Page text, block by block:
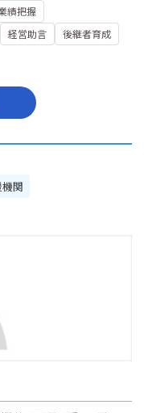
績把握
経営助言
後継者育成
関